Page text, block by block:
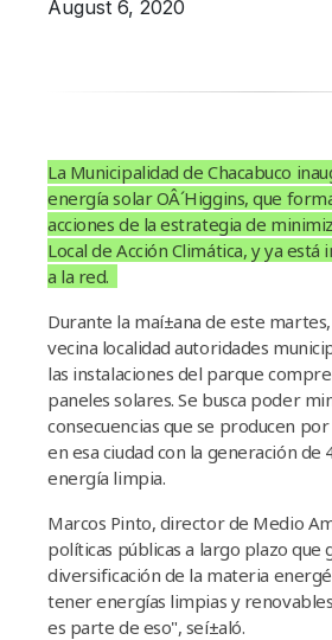
Campañas
Residuos
Empleos Verdes Locales
Edificios Municipales
Sustentables
August 6, 2020
La Municipalidad de Chacabuco
energí­a solar OÂ´Higgins, que
acciones de la estrategia de
Local de Acción Climática, y ya
a la red.
Durante la maí±ana de este
vecina localidad autoridades
las instalaciones del parque
paneles solares. Se busca poder
consecuencias que se producen
en esa ciudad con la generación de
energí­a limpia.
Marcos Pinto, director de Medio
polí­ticas públicas a largo plazo que
diversificación de la materia
tener energí­as limpias y
es parte de eso", seí±aló.